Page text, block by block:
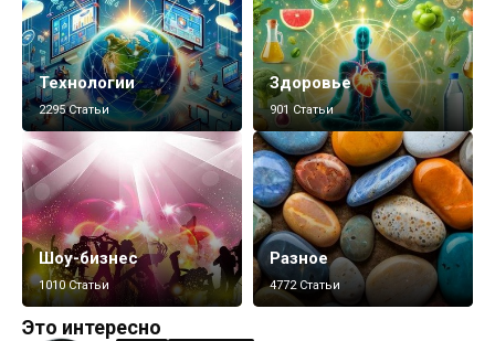
Технологии
2295 Статьи
Здоровье
901 Статьи
Шоу-бизнес
1010 Статьи
Разное
4772 Статьи
Это интересно